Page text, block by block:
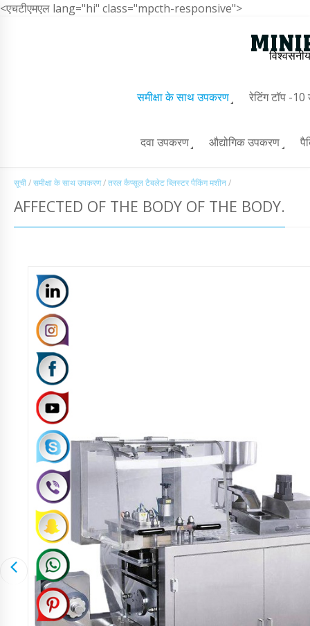
<एचटीएमएल lang="hi" class="mpcth-responsive">
समीक्षा के साथ उपकरण रेटिंग टॉप -
दवा उपकरण औद्योगिक उपकरण
सूची/समीक्षा के साथ उपकरण/तरल कैप्सूल टैबलेट ब्लिस्टर पैकिंग मशीन/
AFFECTED OF THE BODY OF THE BODY.